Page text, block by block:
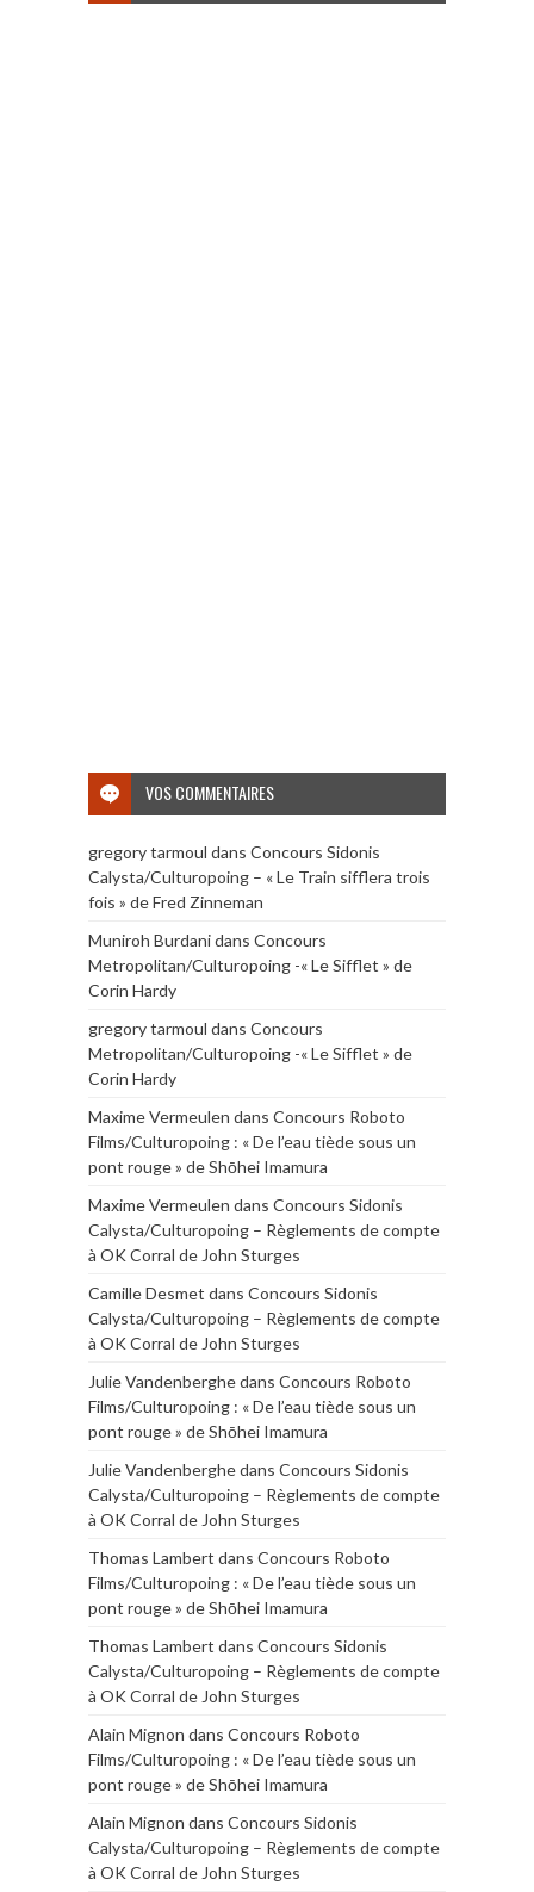
VOS COMMENTAIRES
gregory tarmoul dans Concours Sidonis
Calysta/Culturopoing – « Le Train sifflera trois
fois » de Fred Zinneman
Muniroh Burdanidans Concours
Metropolitan/Culturopoing -« Le Sifflet » de
Corin Hardy
gregory tarmoul dans Concours
Metropolitan/Culturopoing -« Le Sifflet » de
Corin Hardy
Maxime Vermeulen dans Concours Roboto
Films/Culturopoing : « De l’eau tiède sous un
pont rouge » de Shōhei Imamura
Maxime Vermeulen dans Concours Sidonis
Calysta/Culturopoing – Règlements de compte
à OK Corral de John Sturges
Camille Desmet dans Concours Sidonis
Calysta/Culturopoing – Règlements de compte
à OK Corral de John Sturges
Julie Vandenberghedans Concours Roboto
Films/Culturopoing : « De l’eau tiède sous un
pont rouge » de Shōhei Imamura
Julie Vandenberghedans Concours Sidonis
Calysta/Culturopoing – Règlements de compte
à OK Corral de John Sturges
Thomas Lambert dans Concours Roboto
Films/Culturopoing : « De l’eau tiède sous un
pont rouge » de Shōhei Imamura
Thomas Lambert dans Concours Sidonis
Calysta/Culturopoing – Règlements de compte
à OK Corral de John Sturges
Alain Mignon dans Concours Roboto
Films/Culturopoing : « De l’eau tiède sous un
pont rouge » de Shōhei Imamura
Alain Mignon dans Concours Sidonis
Calysta/Culturopoing – Règlements de compte
à OK Corral de John Sturges